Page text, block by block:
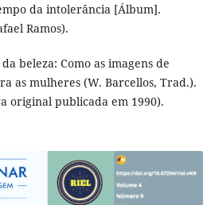
da intolerância [Álbum].
Ramos).
beleza: Como as imagens de
as mulheres (W. Barcellos, Trad.).
original publicada em 1990).